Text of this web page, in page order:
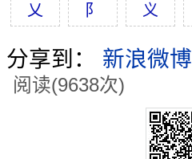
乂 阝 义
分享到： 新浪微博
阅读(9638次)